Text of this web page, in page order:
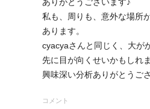
ありがとうございます♪
私も、周りも、意外な場所
あります。
cyacyaさんと同じく、大が
先に目が向くせいかもしれ
興味深い分析ありがとうご
コメント